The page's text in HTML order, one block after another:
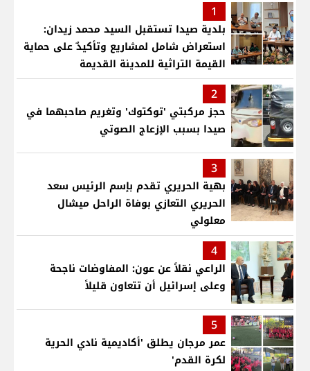
1
بلدية صيدا تستقبل السيد محمد زيدان:
استعراض شامل لمشاريع وتأكيدٌ على حماية
القيمة التراثية للمدينة القديمة
2
حجز مركبتي 'توكتوك' وتغريم صاحبهما في
صيدا بسبب الإزعاج الصوتي
3
بهية الحريري تقدم بإسم الرئيس سعد
الحريري التعازي بوفاة الراحل ميشال
معلولي
4
الراعي نقلاً عن عون: المفاوضات ناجحة
وعلى إسرائيل أن تتعاون قليلاً
5
عمر مرجان يطلق 'أكاديمية نادي الحرية
لكرة القدم'